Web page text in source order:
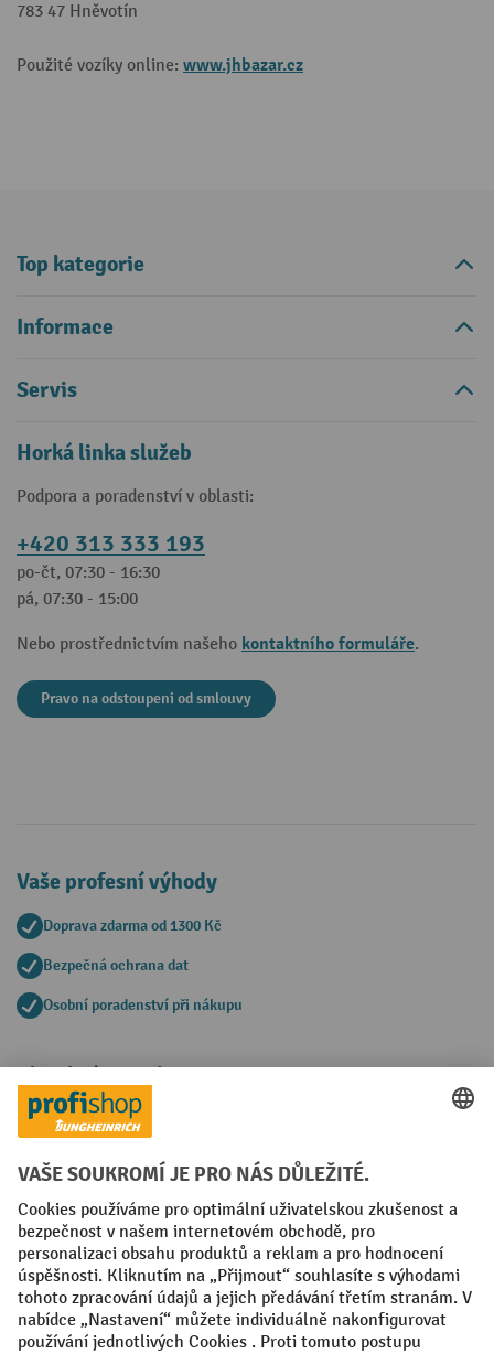
783 47 Hněvotín
Použité vozíky online: www.jhbazar.cz
Top kategorie
Informace
Servis
Horká linka služeb
Podpora a poradenství v oblasti:
+420 313 333 193
po-čt, 07:30 - 16:30
pá, 07:30 - 15:00
Nebo prostřednictvím našeho kontaktního formuláře.
Pravo na odstoupeni od smlouvy
Vaše profesní výhody
Doprava zdarma od 1300 Kč
Bezpečná ochrana dat
Osobní poradenství při nákupu
Platební metody
Faktura
Sociální sítě
Facebook
YouTube
LinkedIn